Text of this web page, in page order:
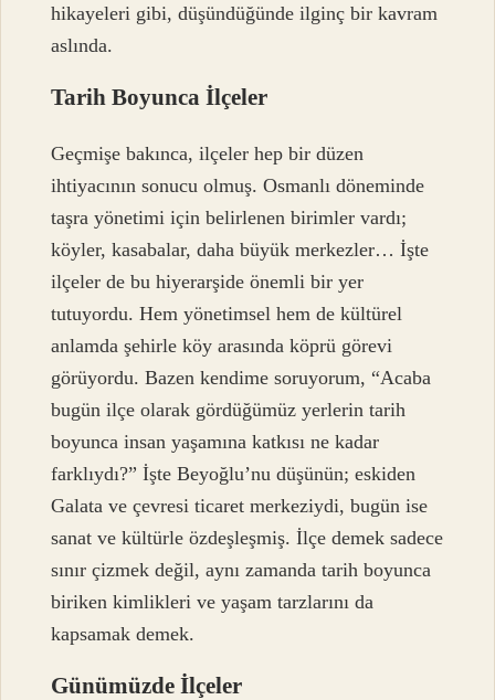
hikayeleri gibi, düşündüğünde ilginç bir kavram
aslında.
Tarih Boyunca İlçeler
Geçmişe bakınca, ilçeler hep bir düzen
ihtiyacının sonucu olmuş. Osmanlı döneminde
taşra yönetimi için belirlenen birimler vardı;
köyler, kasabalar, daha büyük merkezler… İşte
ilçeler de bu hiyerarşide önemli bir yer
tutuyordu. Hem yönetimsel hem de kültürel
anlamda şehirle köy arasında köprü görevi
görüyordu. Bazen kendime soruyorum, “Acaba
bugün ilçe olarak gördüğümüz yerlerin tarih
boyunca insan yaşamına katkısı ne kadar
farklıydı?” İşte Beyoğlu’nu düşünün; eskiden
Galata ve çevresi ticaret merkeziydi, bugün ise
sanat ve kültürle özdeşleşmiş. İlçe demek sadece
sınır çizmek değil, aynı zamanda tarih boyunca
biriken kimlikleri ve yaşam tarzlarını da
kapsamak demek.
Günümüzde İlçeler